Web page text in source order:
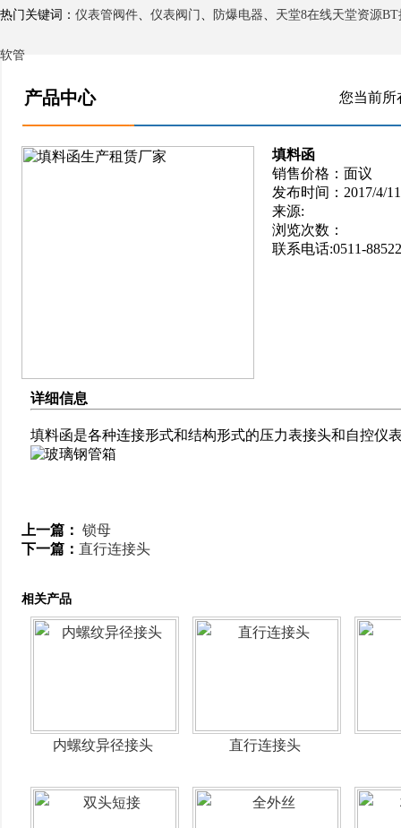
热门关键词： 仪表管阀件、 仪表阀门 、 防爆电器、 天堂8在线天堂资源BT
软管
产品中心 您当前所
填料函
销售价格：面议
发布时间：2017/4/
来源:
浏览次数：
联系电话:0511-
详细信息
填料函是各种连接形式和结构形式的压力表接头和自控仪
上一篇： 锁母
下一篇： 直行连接头
相关产品
内螺纹异径接头 直行连接头